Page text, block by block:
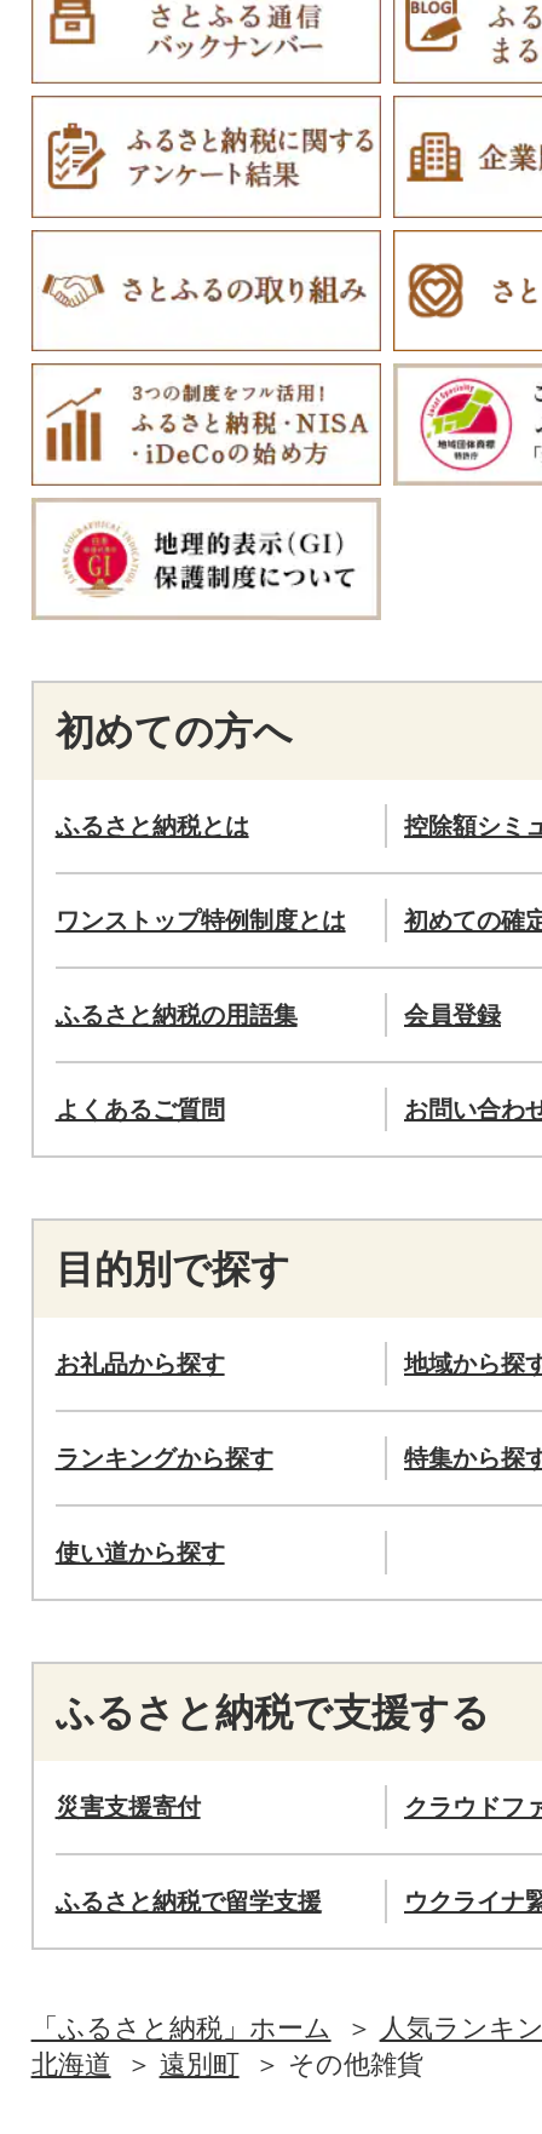
初めての方へ
ふるさと納税とは 控除額シミ
ワンストップ特例制度とは 初めての確
ふるさと納税の用語集 会員登録
よくあるご質問 お問い合わ
目的別で探す
お礼品から探す 地域から探
ランキングから探す 特集から探
使い道から探す
ふるさと納税で支援する
災害支援寄付 クラウドフ
ふるさと納税で留学支援 ウクライナ
「ふるさと納税」ホーム
人気ランキ
北海道
遠別町 その他雑貨